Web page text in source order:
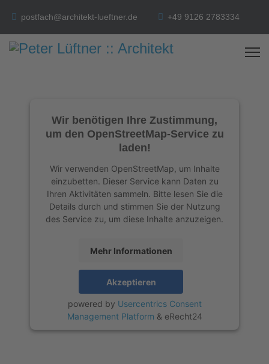
postfach@architekt-lueftner.de +49 9126 2783334
Wir benötigen Ihre Zustimmung,
um den OpenStreetMap-Service zu
laden!
Wir verwenden OpenStreetMap, um Inhalte
einzubetten. Dieser Service kann Daten zu
Ihren Aktivitäten sammeln. Bitte lesen Sie die
Details durch und stimmen Sie der Nutzung
des Service zu, um diese Inhalte anzuzeigen.
Mehr Informationen
Akzeptieren
powered by Usercentrics Consent
Management Platform & eRecht24